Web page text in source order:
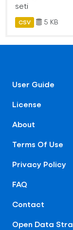
seti
CSV 5 KB
User Guide
License
About
Terms Of Use
Privacy Policy
FAQ
Contact
Open Data